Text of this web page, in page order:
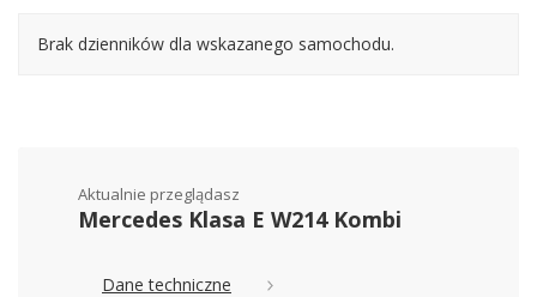
Brak dzienników dla wskazanego samochodu.
Aktualnie przeglądasz
Mercedes Klasa E W214 Kombi
Dane techniczne